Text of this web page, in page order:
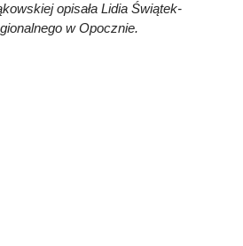
opisała Lidia Świątek-
w Opocznie.